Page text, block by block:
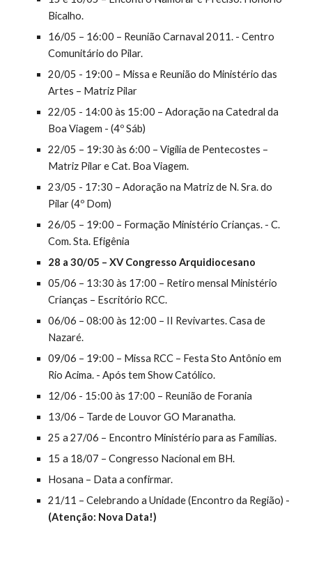
Bicalho.
16/05 – 16:00 – Reunião Carnaval 2011. - Centro
Comunitário do Pilar.
20/05 - 19:00 – Missa e Reunião do Ministério das
Artes – Matriz Pilar
22/05 - 14:00 às 15:00 – Adoração na Catedral da
Boa Viagem - (4º Sáb)
22/05 – 19:30 às 6:00 – Vigília de Pentecostes –
Matriz Pilar e Cat. Boa Viagem.
23/05 - 17:30 – Adoração na Matriz de N. Sra. do
Pilar (4º Dom)
26/05 – 19:00 – Formação Ministério Crianças. - C.
Com. Sta. Efigênia
28 a 30/05 – XV Congresso Arquidiocesano
05/06 – 13:30 às 17:00 – Retiro mensal Ministério
Crianças – Escritório RCC.
06/06 – 08:00 às 12:00 – II Revivartes. Casa de
Nazaré.
09/06 – 19:00 – Missa RCC – Festa Sto Antônio em
Rio Acima. - Após tem Show Católico.
12/06 - 15:00 às 17:00 – Reunião de Forania
13/06 – Tarde de Louvor GO Maranatha.
25 a 27/06 – Encontro Ministério para as Famílias.
15 a 18/07 – Congresso Nacional em BH.
Hosana – Data a confirmar.
(Atenção: Nova Data!)